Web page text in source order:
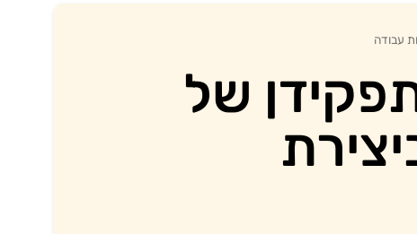
עבודה
של